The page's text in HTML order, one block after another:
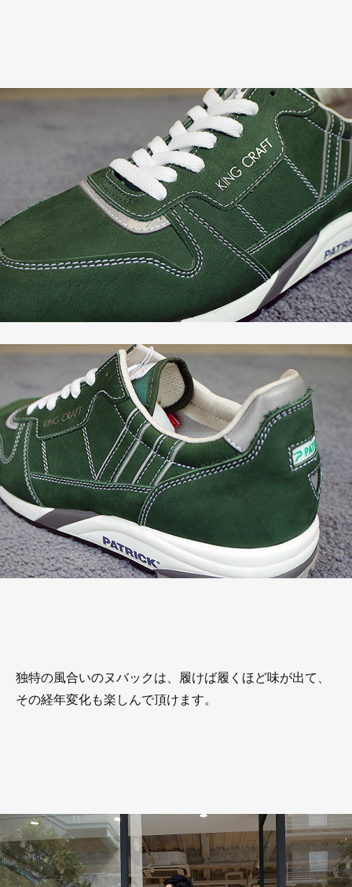
独特の風合いのヌバックは、履けば履くほど味が出て、
その経年変化も楽しんで頂けます。